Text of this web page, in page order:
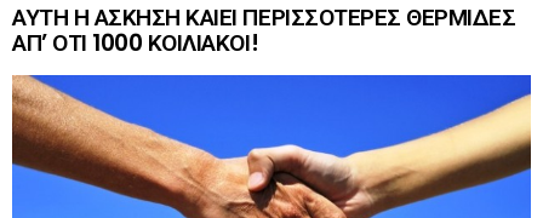
ΑΥΤΗ Η ΑΣΚΗΣΗ ΚΑΙΕΙ ΠΕΡΙΣΣΟΤΕΡΕΣ ΘΕΡΜΙΔΕΣ
ΑΠ’ ΟΤΙ 1000 ΚΟΙΛΙΑΚΟΙ!